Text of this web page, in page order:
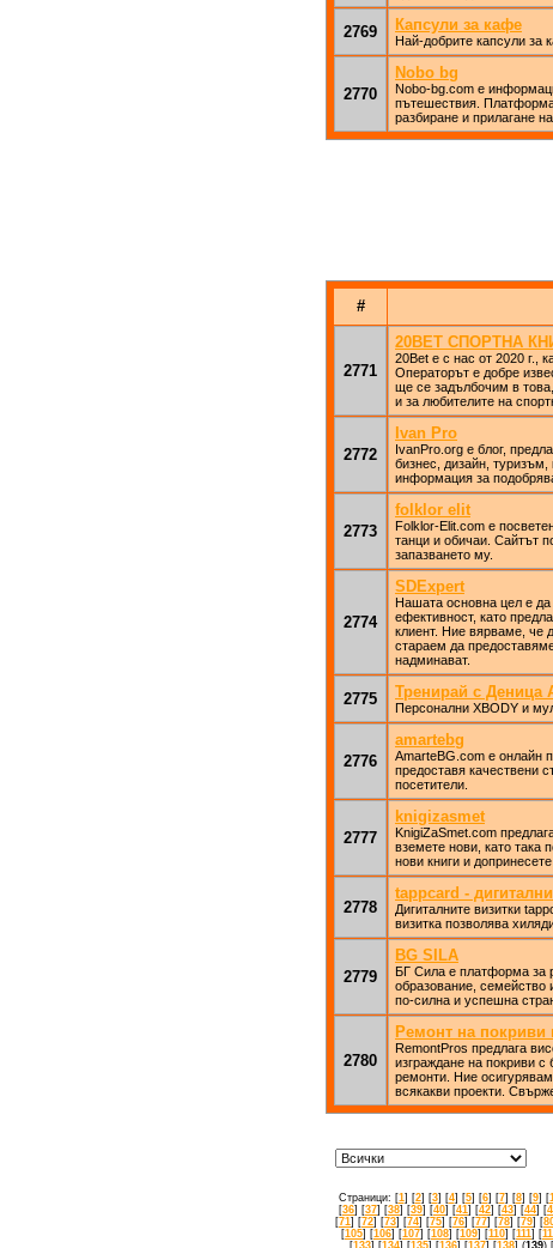
2769 Капсули за кафе
Най-добрите капсули
2770
Nobo bg
Nobo-bg.com е
пътешествия.
разбиране и прилагане
#
2771
20BET СПОРТНА
20Bet е с нас от 2020 г.,
Операторът е добре
ще се задълбочим в това,
и за любителите на
2772
Ivan Pro
IvanPro.org е блог,
бизнес, дизайн, туризъм,
информация за
2773
folklor elit
Folklor-Elit.com е
танци и обичаи. Сайтът
запазването му.
2774
SDExpert
Нашата основна цел е да
ефективност, като
клиент. Ние вярваме, че
стараем да
надминават.
2775 Тренирай с Деница
Персонални XBODY и
2776
amartebg
AmarteBG.com е онлайн
предоставя качествени
посетители.
2777
knigizasmet
KnigiZaSmet.com
вземете нови, като така
нови книги и
2778
tappcard -
Дигиталните визитки
визитка позволява
2779
BG SILA
БГ Сила е платформа за
образование, семейство
по-силна и успешна
2780
Ремонт на покриви
RemontPros предлага
изграждане на покриви
ремонти. Ние
всякакви проекти.
Страници: [1 ] [2] [3] [4] [5] [6] [7] [8] [9] [
[36] [37] [38] [39] [40] [41 ] [42] [43] [44] [
[71 ] [72] [73] [74] [75] [76] [77] [78] [79] [
[105] [106] [107] [108] [109] [110] [111 ] [
[133] [134] [135] [136] [137] [138] (139) [